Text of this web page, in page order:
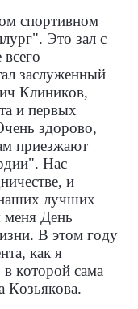
спортивном
Это зал с
заслуженный
Клиников,
и первых
здорово,
приезжают
Нас
и
лучших
меня День
В этом году
как я
которой сама
Козьякова.